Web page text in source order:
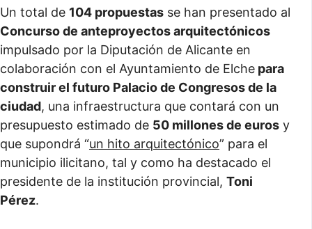
Un total de 104 propuestas se han presentado al
Concurso de anteproyectos arquitectónicos
impulsado por la Diputación de Alicante en
colaboración con el Ayuntamiento de Elche para
construir el futuro Palacio de Congresos de la
ciudad, una infraestructura que contará con un
presupuesto estimado de 50 millones de euros y
que supondrá “un hito arquitectónico” para el
municipio ilicitano, tal y como ha destacado el
presidente de la institución provincial, Toni
Pérez.